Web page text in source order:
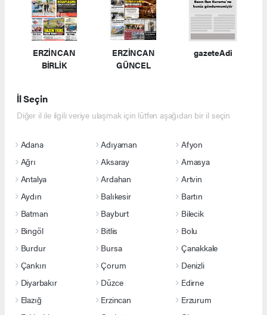
ERZİNCAN
BİRLİK
ERZİNCAN
GÜNCEL
gazeteAdi
İl Seçin
Diğer il ile ilgili veriye ulaşmak için lütfen aşağıdan bir il seçin
Adana Adıyaman
Afyon
Ağrı
Aksaray
Amasya
Antalya
Ardahan
Artvin
Aydın
Balıkesir
Bartın
Batman
Bayburt
Bilecik
Bingöl
Bitlis
Bolu
Burdur
Bursa
Çanakkale
Çankırı
Çorum
Denizli
Diyarbakır
Düzce
Edirne
Elazığ
Erzincan
Erzurum